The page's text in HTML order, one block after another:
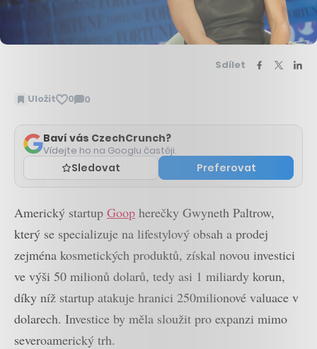
Sdílet
Uložit 0 0
Zobrazit
Baví vás CzechCrunch?
Vídejte ho na Googlu častěji.
Sledovat Preferovat
Americký startup Goop herečky Gwyneth Paltrow,
který se specializuje na lifestylový obsah a prodej
zejména kosmetických produktů, získal novou investici
ve výši 50 milionů dolarů, tedy asi 1 miliardy korun,
díky níž startup atakuje hranici 250milionové valuace v
dolarech. Investice by měla sloužit pro expanzi mimo
severoamerický trh.